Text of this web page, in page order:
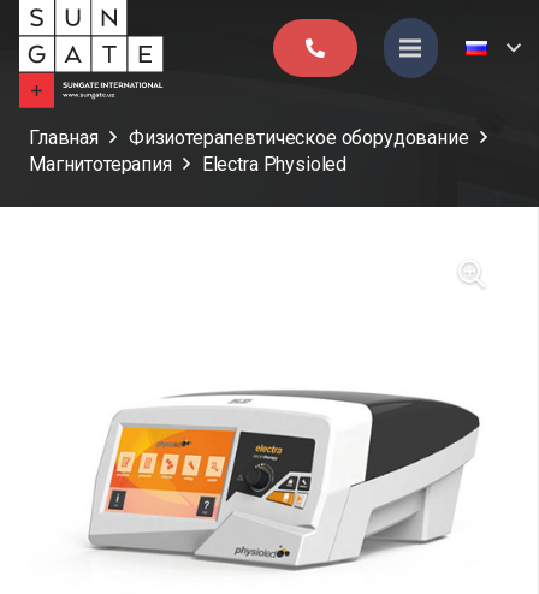
Главная
Физиотерапевтическое оборудование
Магнитотерапия
Electra Physioled